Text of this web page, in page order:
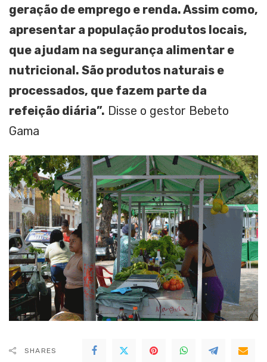
geração de emprego e renda. Assim como,
apresentar a população produtos locais,
que ajudam na segurança alimentar e
nutricional. São produtos naturais e
processados, que fazem parte da
refeição diária”. Disse o gestor Bebeto
Gama
SHARES